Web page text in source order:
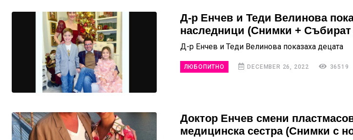
Д-р Енчев и Теди Велинова
наследници (Снимки + Събират
Д-р Енчев и Теди Велинова показаха децата
ЛЮБОПИТНО DECEMBER 26, 2022 36519
Доктор Енчев смени
медицинска сестра (Снимки с